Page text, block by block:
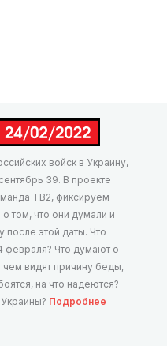
войск в Украину,
39. В проекте
ТВ2, фиксируем
том, что они думали и
после этой даты. Что
февраля? Что думают о
чем видят причину беды,
на что надеются?
Подробнее